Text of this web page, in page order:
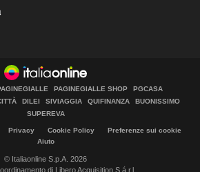
PAGINEGIALLE SHOP
PGCASA
DILEI SIVIAGGIA QUIFINANZA
BUONISSIMO
SUPEREVA
Privacy Cookie Policy
Preferenze sui cookie
Aiuto
© Italiaonline S.p.A. 2026
di Libero Acquisition S.á r.l.